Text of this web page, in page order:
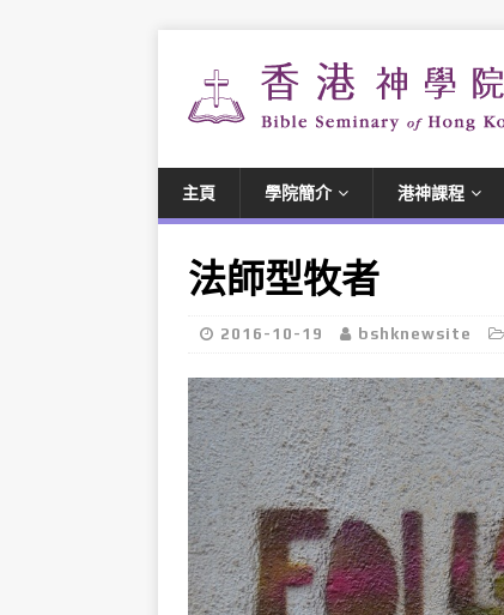
主頁 學院簡介 港神課程
法師型牧者
2016-10-19 bshknewsite